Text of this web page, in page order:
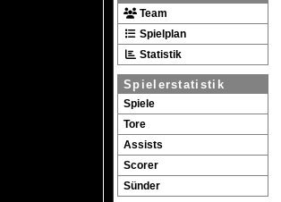
Team
Spielplan
Statistik
Spielerstatistik
Spiele
Tore
Assists
Scorer
Sünder